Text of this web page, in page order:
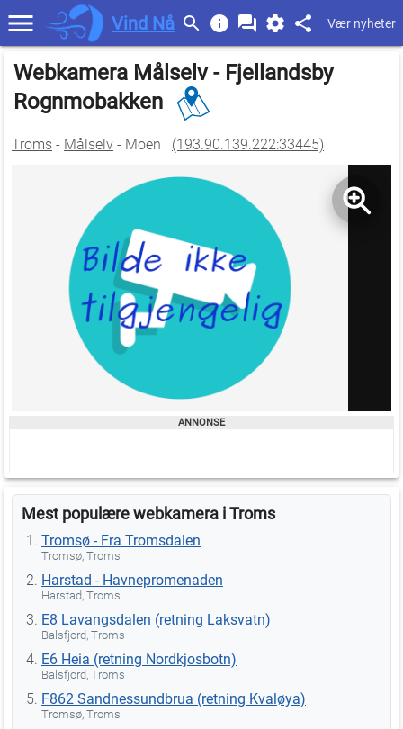
Vind Nå Vær nyheter
Webkamera Målselv - Fjellandsby
Rognmobakken
Troms - Målselv - Moen (193.90.139.222:33445)
Mest populære webkamera i Troms
Tromsø - Fra Tromsdalen
Tromsø, Troms
Harstad - Havnepromenaden
Harstad, Troms
E8 Lavangsdalen (retning Laksvatn)
Balsfjord, Troms
E6 Heia (retning Nordkjosbotn)
Balsfjord, Troms
F862 Sandnessundbrua (retning Kvaløya)
Tromsø, Troms